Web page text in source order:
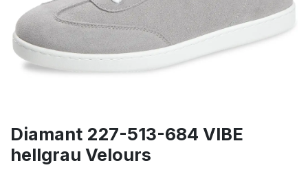
Diamant 227-513-684 VIBE
hellgrau Velours